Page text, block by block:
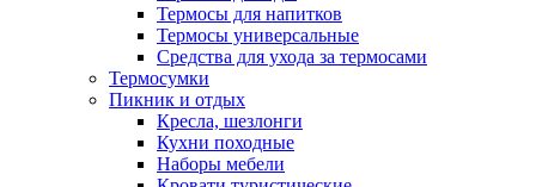
Термосы для напитков
Термосы универсальные
Средства для ухода за термосами
Термосумки
Пикник и отдых
Кресла, шезлонги
Кухни походные
Наборы мебели